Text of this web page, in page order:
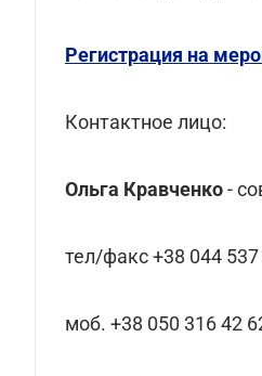
Регистрация на
Контактное лицо:
Ольга Кравченко-
тел/факс +38 044 537
моб. +38 050 316 42